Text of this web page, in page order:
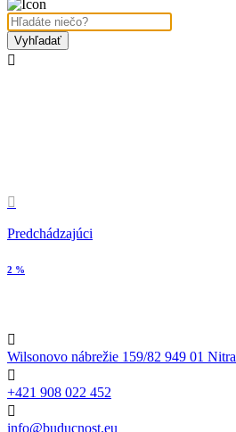


Predchádzajúci
2 %

Wilsonovo nábrežie 159/82 949 01 Nitra

+421 908 022 452

info@buducnost.eu